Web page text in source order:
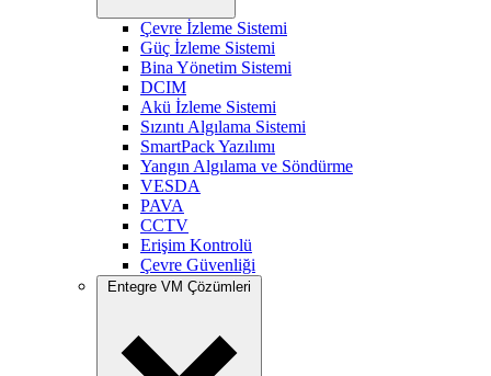
Çevre İzleme Sistemi
Güç İzleme Sistemi
Bina Yönetim Sistemi
DCIM
Akü İzleme Sistemi
Sızıntı Algılama Sistemi
SmartPack Yazılımı
Yangın Algılama ve Söndürme
VESDA
PAVA
CCTV
Erişim Kontrolü
Çevre Güvenliği
Entegre VM Çözümleri